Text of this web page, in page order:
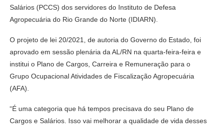
Salários (PCCS) dos servidores do Instituto de Defesa
Agropecuária do Rio Grande do Norte (IDIARN).
O projeto de lei 20/2021, de autoria do Governo do Estado, foi
aprovado em sessão plenária da AL/RN na quarta-feira-feira e
institui o Plano de Cargos, Carreira e Remuneração para o
Grupo Ocupacional Atividades de Fiscalização Agropecuária
(AFA).
“É uma categoria que há tempos precisava do seu Plano de
Cargos e Salários. Isso vai melhorar a qualidade de vida desses